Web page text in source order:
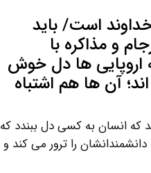
است/ باید
و مذاکره با
اروپایی ها دل خوش
آن ها هم اشتباه
که انسان به کسی دل ببندد که
را ترور می کند و